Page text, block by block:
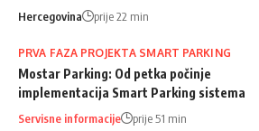
Hercegovina prije 22 min
PRVA FAZA PROJEKTA SMART PARKING
Mostar Parking: Od petka počinje
implementacija Smart Parking sistema
Servisne informacije prije 51 min